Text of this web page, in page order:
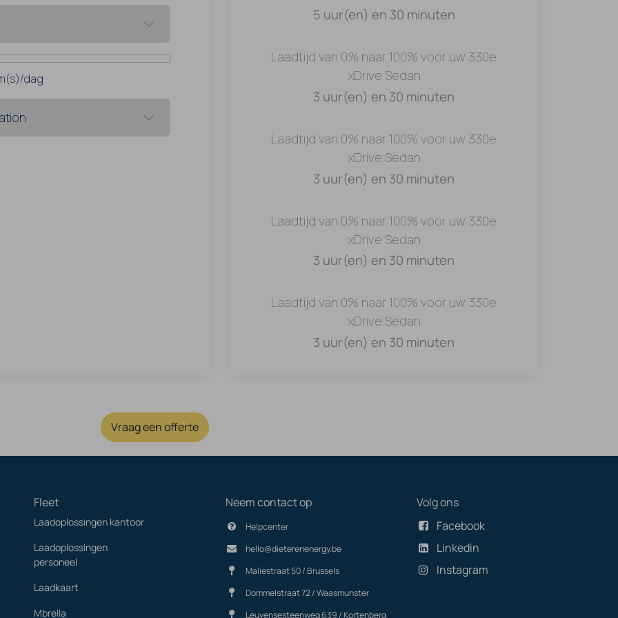
dag
5 uur(en) en 30 minuten
Laadtijd van 0% naar 100% voor uw 330e
xDrive Sedan
3 uur(en) en 30 minuten
Laadtijd van 0% naar 100% voor uw 330e
xDrive Sedan
3 uur(en) en 30 minuten
Laadtijd van 0% naar 100% voor uw 330e
xDrive Sedan
3 uur(en) en 30 minuten
Laadtijd van 0% naar 100% voor uw 330e
xDrive Sedan
3 uur(en) en 30 minuten
Vraag een offerte
Volg ons
Facebook
Linkedin
Instagram
Fleet
Laadoplossingen kantoor
Laadoplossingen
personeel
Laadkaart
Mbrella
Neem contact op
Helpcenter
hello@dieterenenergy.be
Maliestraat 50 / Brussels
Dommelstraat 72 / Waasmunster
Leuvensesteenweg 639 / Kortenberg